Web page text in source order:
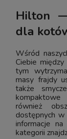
Hilton
dla
Wśród
Ciebie
tym
masy frajdy
także
również
dostępnych w
informacje
kategorii